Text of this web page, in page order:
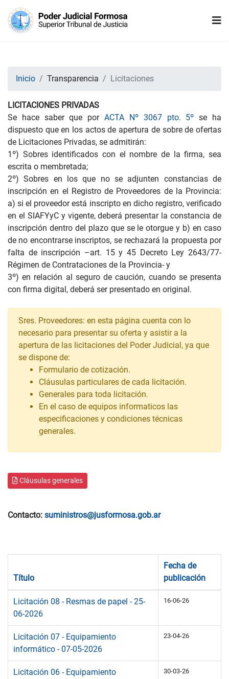
Inicio Transparencia Licitaciones
LICITACIONES PRIVADAS
Se hace saber que porACTA Nº 3067 pto. 5º se ha
dispuesto que en los actos de apertura de sobre de ofertas
de Licitaciones Privadas, se admitirán:
1º) Sobres identificados con el nombre de la firma, sea
escrita o membretada;
2º) Sobres en los que no se adjunten constancias de
inscripción en el Registro de Proveedores de la Provincia:
a) si el proveedor está inscripto en dicho registro, verificado
en el SIAFYyC y vigente, deberá presentar la constancia de
inscripción dentro del plazo que se le otorgue y b) en caso
de no encontrarse inscriptos, se rechazará la propuesta por
falta de inscripción –art. 15 y 45 Decreto Ley 2643/77-
Régimen de Contrataciones de la Provincia- y
3º) en relación al seguro de caución, cuando se presenta
con firma digital, deberá ser presentado en original.
Sres. Proveedores: en esta página cuenta con lo
necesario para presentar su oferta y asistir a la
apertura de las licitaciones del Poder Judicial, ya que
se dispone de:
Formulario de cotización.
Cláusulas particulares de cada licitación.
Generales para toda licitación.
En el caso de equipos informaticos las
especificaciones y condiciones técnicas
generales.
Cláusulas generales
Contacto: suministros@jusformosa.gob.ar
Título
Fecha de
publicación
Licitación 08 - Resmas de papel - 25-
06-2026
16-06-26
Licitación 07 - Equipamiento
informático - 07-05-2026
23-04-26
Licitación 06 - Equipamiento
30-03-26